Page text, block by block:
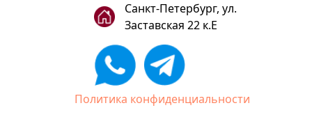
Санкт-Петербург, ул.
Заставская 22 к.Е
Политика конфиденциальности